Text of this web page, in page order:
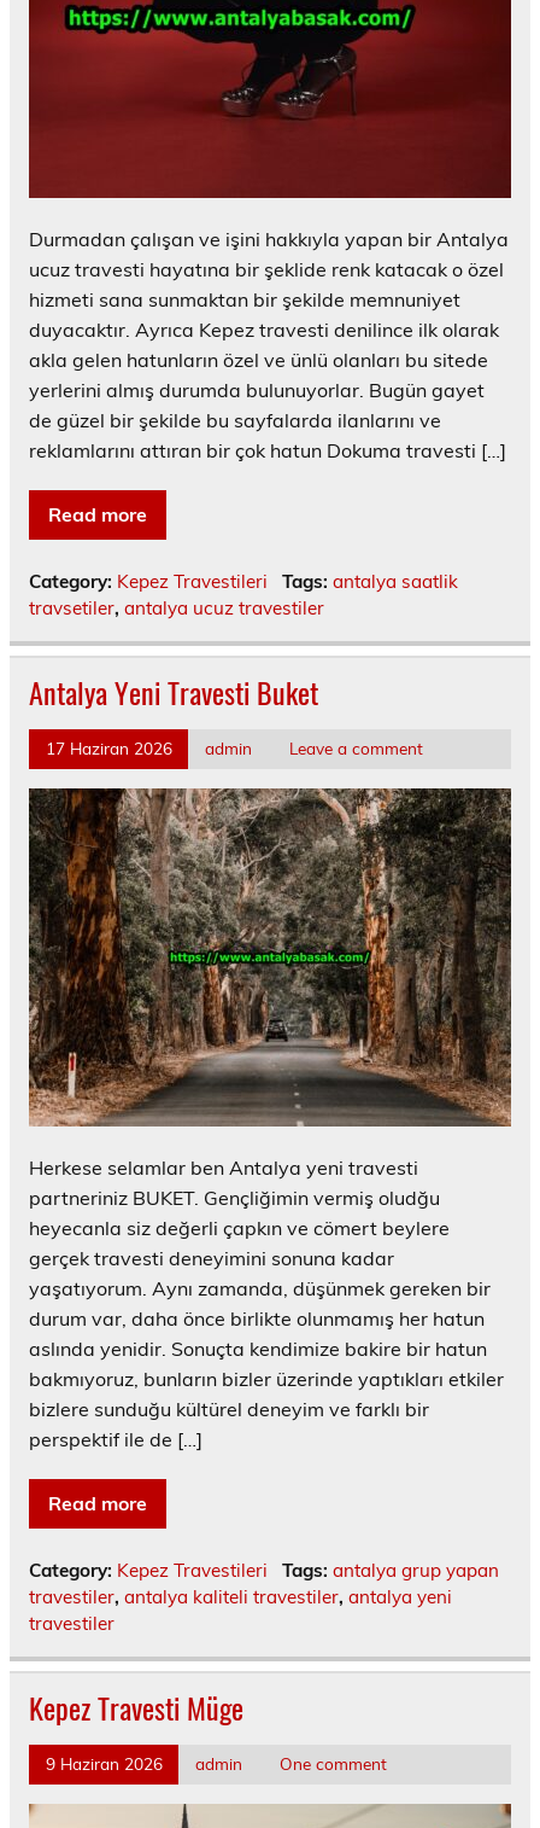
Durmadan çalışan ve işini hakkıyla yapan bir Antalya
ucuz travesti hayatına bir şeklide renk katacak o özel
hizmeti sana sunmaktan bir şekilde memnuniyet
duyacaktır. Ayrıca Kepez travesti denilince ilk olarak
akla gelen hatunların özel ve ünlü olanları bu sitede
yerlerini almış durumda bulunuyorlar. Bugün gayet
de güzel bir şekilde bu sayfalarda ilanlarını ve
reklamlarını attıran bir çok hatun Dokuma travesti […]
Read more
Category: Kepez Travestileri Tags: antalya saatlik
travsetiler, antalya ucuz travestiler
Antalya Yeni Travesti Buket
17 Haziran 2026 admin Leave a comment
Herkese selamlar ben Antalya yeni travesti
partneriniz BUKET. Gençliğimin vermiş oludğu
heyecanla siz değerli çapkın ve cömert beylere
gerçek travesti deneyimini sonuna kadar
yaşatıyorum. Aynı zamanda, düşünmek gereken bir
durum var, daha önce birlikte olunmamış her hatun
aslında yenidir. Sonuçta kendimize bakire bir hatun
bakmıyoruz, bunların bizler üzerinde yaptıkları etkiler
bizlere sunduğu kültürel deneyim ve farklı bir
perspektif ile de […]
Read more
Category: Kepez Travestileri Tags: antalya grup yapan
travestiler, antalya kaliteli travestiler, antalya yeni
travestiler
Kepez Travesti Müge
9 Haziran 2026 admin One comment